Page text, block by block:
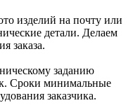
изделий на почту или
детали. Делаем
заказа.
заданию
Сроки минимальные
заказчика.